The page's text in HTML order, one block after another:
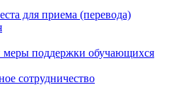
для приема (перевода)
поддержки обучающихся
сотрудничество